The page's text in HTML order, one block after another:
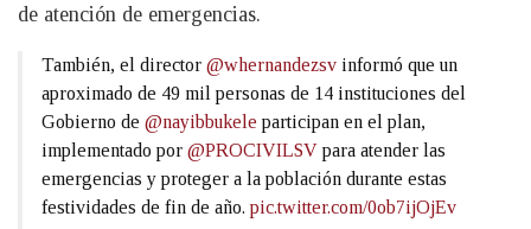
de atención de emergencias.
También, el director @whernandezsv informó que un
aproximado de 49 mil personas de 14 instituciones del
Gobierno de @nayibbukele participan en el plan,
implementado por @PROCIVILSV para atender las
emergencias y proteger a la población durante estas
festividades de fin de año. pic.twitter.com/0ob7ijOjEv